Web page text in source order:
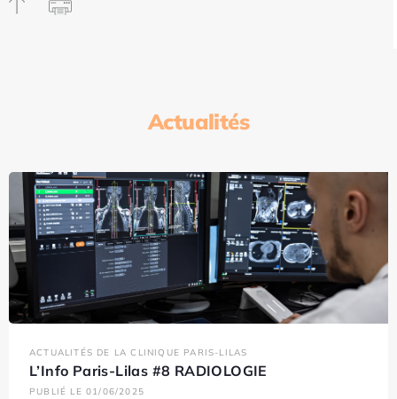
Actualités
ACTUALITÉS DE LA CLINIQUE PARIS-LILAS
L’Info Paris-Lilas #8 RADIOLOGIE
PUBLIÉ LE 01/06/2025